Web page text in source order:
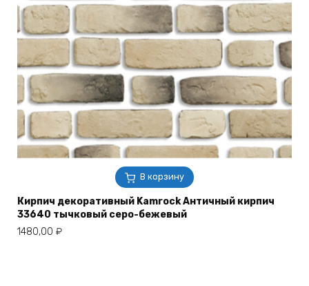
В корзину
Кирпич декоративный Kamrock Античный кирпич
33640 тычковый серо-бежевый
1480,00 ₽